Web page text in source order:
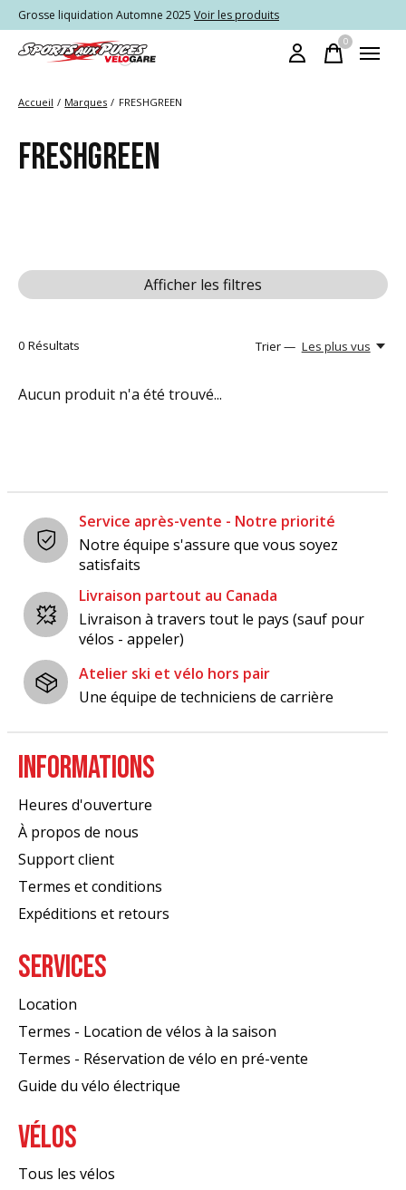
Grosse liquidation Automne 2025 Voir les produits
0items
Accueil / Marques / FRESHGREEN
FRESHGREEN
Afficher les filtres
0 Résultats Trier — Les plus vus
Aucun produit n'a été trouvé...
Service après-vente - Notre priorité
Notre équipe s'assure que vous soyez
satisfaits
Livraison partout au Canada
Livraison à travers tout le pays (sauf pour
vélos - appeler)
Atelier ski et vélo hors pair
Une équipe de techniciens de carrière
INFORMATIONS
Heures d'ouverture
À propos de nous
Support client
Termes et conditions
Expéditions et retours
SERVICES
Location
Termes - Location de vélos à la saison
Termes - Réservation de vélo en pré-vente
Guide du vélo électrique
VÉLOS
Tous les vélos